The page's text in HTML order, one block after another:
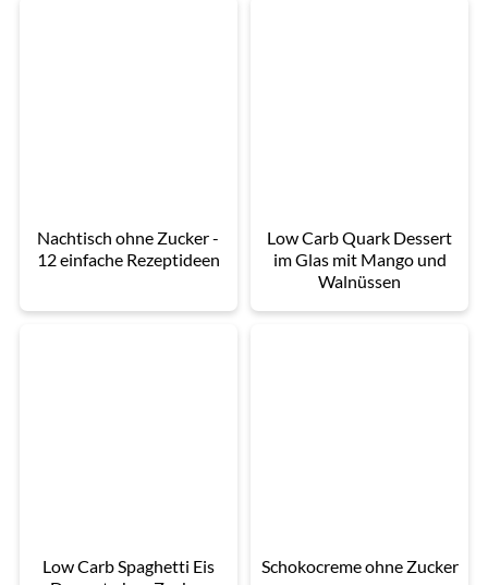
Nachtisch ohne Zucker -
12 einfache Rezeptideen
Low Carb Quark Dessert
im Glas mit Mango und
Walnüssen
Low Carb Spaghetti Eis
Schokocreme ohne Zucker